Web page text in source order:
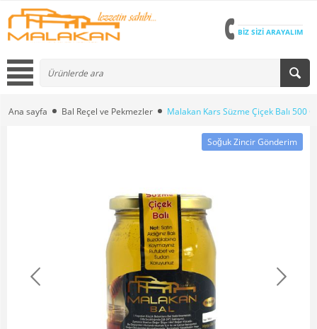
BİZ SİZİ ARAYALIM
Ana sayfa Bal Reçel ve Pekmezler Malakan Kars Süzme Çiçek Balı 500
Soğuk Zincir Gönderim